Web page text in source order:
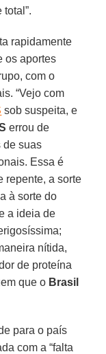
rapidamente
os aportes
com o
“Vejo com
sob suspeita, e
errou de
de suas
Essa é
repente, a sorte
à sorte do
a ideia de
nítida,
de proteína
que o Brasil
para o país
com a “falta